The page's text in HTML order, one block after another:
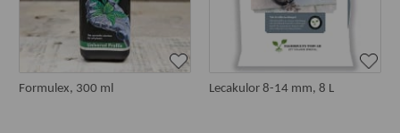
Formulex, 300 ml Lecakulor 8-14 mm, 8 L